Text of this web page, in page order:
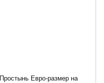
Простынь Евро-размер на